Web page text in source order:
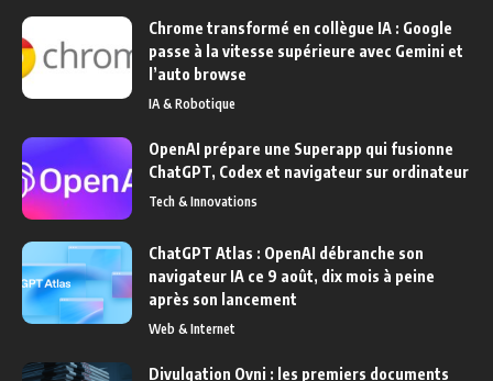
Chrome transformé en collègue IA : Google
passe à la vitesse supérieure avec Gemini et
l’auto browse
IA & Robotique
OpenAI prépare une Superapp qui fusionne
ChatGPT, Codex et navigateur sur ordinateur
Tech & Innovations
ChatGPT Atlas : OpenAI débranche son
navigateur IA ce 9 août, dix mois à peine
après son lancement
Web & Internet
Divulgation Ovni : les premiers documents